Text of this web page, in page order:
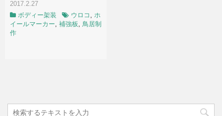
2017.2.27
ボディー架装
ウロコ
ホ
イールマーカー 補強板
鳥居制
作